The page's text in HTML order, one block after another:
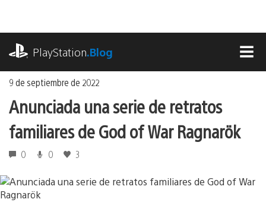
contenido
PlayStation.Blog
9 de septiembre de 2022
Anunciada una serie de retratos
familiares de God of War Ragnarök
0 0 3